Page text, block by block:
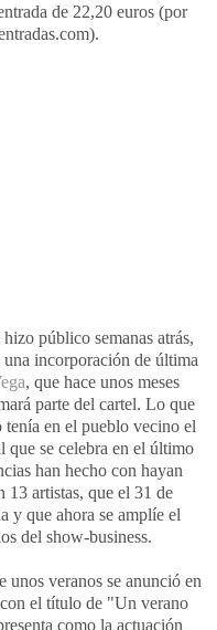
de 22,20 euros (por
.com).
público semanas atrás,
una incorporación de última
, que hace unos meses
parte del cartel. Lo que
tenía en el pueblo vecino el
que se celebra en el último
han hecho con hayan
13 artistas, que el 31 de
y que ahora se amplíe el
del show-business.
unos veranos se anunció en
el título de "Un verano
como la actuación